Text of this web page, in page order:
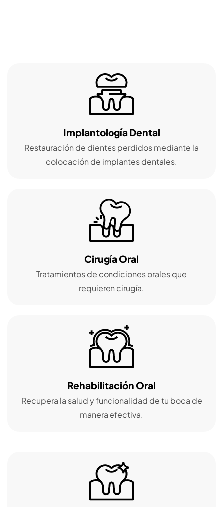
Implantología Dental
Restauración de dientes perdidos mediante la
colocación de implantes dentales.
Cirugía Oral
Tratamientos de condiciones orales que
requieren cirugía.
Rehabilitación Oral
Recupera la salud y funcionalidad de tu boca de
manera efectiva.